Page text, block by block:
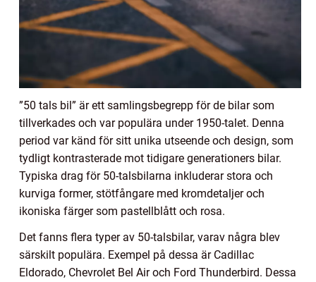
”50 tals bil” är ett samlingsbegrepp för de bilar som
tillverkades och var populära under 1950-talet. Denna
period var känd för sitt unika utseende och design, som
tydligt kontrasterade mot tidigare generationers bilar.
Typiska drag för 50-talsbilarna inkluderar stora och
kurviga former, stötfångare med kromdetaljer och
ikoniska färger som pastellblått och rosa.
Det fanns flera typer av 50-talsbilar, varav några blev
särskilt populära. Exempel på dessa är Cadillac
Eldorado, Chevrolet Bel Air och Ford Thunderbird. Dessa